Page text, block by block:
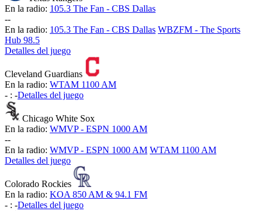
En la radio: 105.3 The Fan - CBS Dallas
--
En la radio: 105.3 The Fan - CBS Dallas WBZFM - The Sports
Hub 98.5
Detalles del juego
Cleveland Guardians
En la radio: WTAM 1100 AM
- : -Detalles del juego
Chicago White Sox
En la radio: WMVP - ESPN 1000 AM
--
En la radio: WMVP - ESPN 1000 AM WTAM 1100 AM
Detalles del juego
Colorado Rockies
En la radio: KOA 850 AM & 94.1 FM
- : -Detalles del juego